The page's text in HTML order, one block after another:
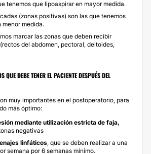
tenemos que lipoaspirar en mayor medida.
(zonas positivas) son las que tenemos
menor medida.
marcar las zonas que deben recibir
del abdomen, pectoral, deltoides,
QUE DEBE TENER EL PACIENTE DESPUÉS DEL
muy importantes en el postoperatorio, para
más óptimo:
mediante utilización estricta de faja,
negativas
linfáticos, que se deben realizar a una
semana por 6 semanas mínimo.